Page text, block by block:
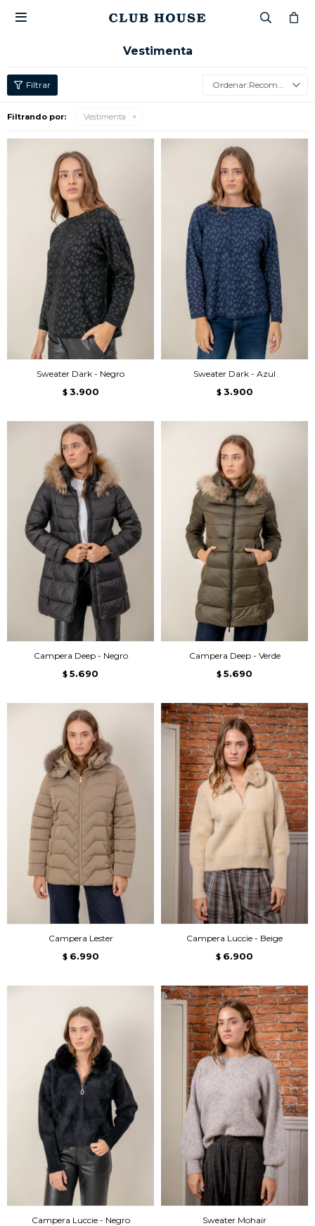

Vestimenta
Recomendados
Filtrando por: Vestimenta
Sweater Dark - Negro
$ 3.900
Sweater Dark - Azul
$ 3.900
Campera Deep - Negro
$ 5.690
Campera Deep - Verde
$ 5.690
Campera Lester
$ 6.990
Campera Luccie - Beige
$ 6.900
Campera Luccie - Negro Sweater Mohair